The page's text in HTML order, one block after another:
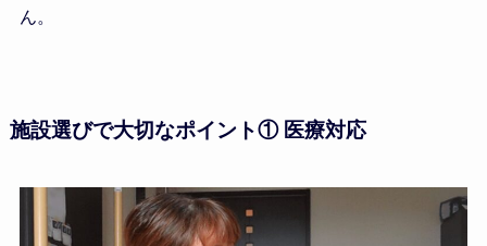
ん。
施設選びで大切なポイント① 医療対応